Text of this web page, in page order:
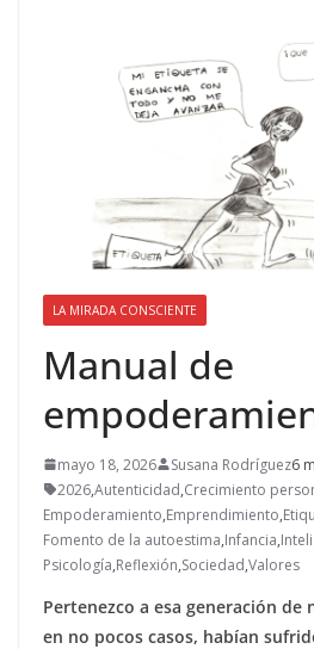
LA MIRADA CONSCIENTE
Manual de
mayo 18, 2026 Susana Rodríguez6
2026,Autenticidad,Crecimiento
Empoderamiento,Emprendimiento,
Fomento de la autoestima,Infancia,
Psicología,Reflexión,Sociedad,Valores
Pertenezco a esa generación de
en no pocos casos, habían